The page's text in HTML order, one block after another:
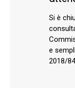
Si è
e
2018/